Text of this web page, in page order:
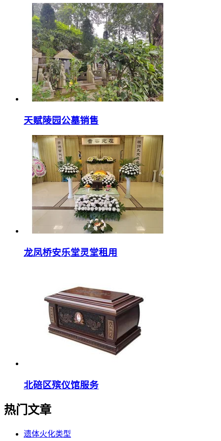
天赋陵园公墓销售
龙凤桥安乐堂灵堂租用
北碚区殡仪馆服务
热门文章
遗体火化类型